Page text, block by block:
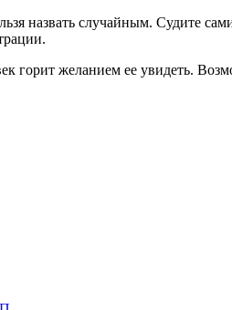
назвать случайным. Судите
горит желанием ее увидеть.